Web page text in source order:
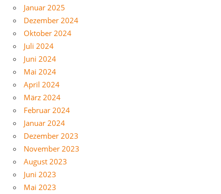
Januar 2025
Dezember 2024
Oktober 2024
Juli 2024
Juni 2024
Mai 2024
April 2024
März 2024
Februar 2024
Januar 2024
Dezember 2023
November 2023
August 2023
Juni 2023
Mai 2023